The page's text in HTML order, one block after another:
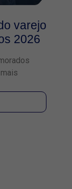
varejo
2026